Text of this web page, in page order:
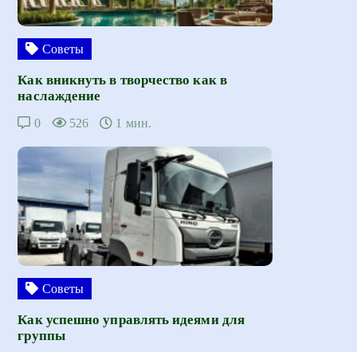
Советы
Как вникнуть в творчество как в
наслаждение
0 526 1 мин.
Советы
Как успешно управлять идеями для
группы